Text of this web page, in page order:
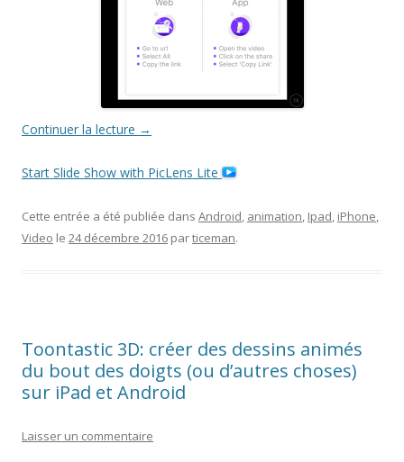
Continuer la lecture →
Start Slide Show with PicLens Lite
Cette entrée a été publiée dans Android, animation, Ipad, iPhone,
Video le 24 décembre 2016 particeman.
Toontastic 3D: créer des dessins animés
du bout des doigts (ou d’autres choses)
sur iPad et Android
Laisser un commentaire